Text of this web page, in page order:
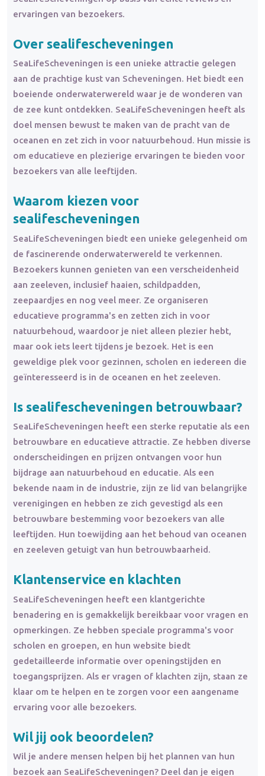
ervaringen van bezoekers.
Over sealifescheveningen
SeaLifeScheveningen is een unieke attractie gelegen
aan de prachtige kust van Scheveningen. Het biedt een
boeiende onderwaterwereld waar je de wonderen van
de zee kunt ontdekken. SeaLifeScheveningen heeft als
doel mensen bewust te maken van de pracht van de
oceanen en zet zich in voor natuurbehoud. Hun missie is
om educatieve en plezierige ervaringen te bieden voor
bezoekers van alle leeftijden.
Waarom kiezen voor
sealifescheveningen
SeaLifeScheveningen biedt een unieke gelegenheid om
de fascinerende onderwaterwereld te verkennen.
Bezoekers kunnen genieten van een verscheidenheid
aan zeeleven, inclusief haaien, schildpadden,
zeepaardjes en nog veel meer. Ze organiseren
educatieve programma's en zetten zich in voor
natuurbehoud, waardoor je niet alleen plezier hebt,
maar ook iets leert tijdens je bezoek. Het is een
geweldige plek voor gezinnen, scholen en iedereen die
geïnteresseerd is in de oceanen en het zeeleven.
Is sealifescheveningen betrouwbaar?
SeaLifeScheveningen heeft een sterke reputatie als een
betrouwbare en educatieve attractie. Ze hebben diverse
onderscheidingen en prijzen ontvangen voor hun
bijdrage aan natuurbehoud en educatie. Als een
bekende naam in de industrie, zijn ze lid van belangrijke
verenigingen en hebben ze zich gevestigd als een
betrouwbare bestemming voor bezoekers van alle
leeftijden. Hun toewijding aan het behoud van oceanen
en zeeleven getuigt van hun betrouwbaarheid.
Klantenservice en klachten
SeaLifeScheveningen heeft een klantgerichte
benadering en is gemakkelijk bereikbaar voor vragen en
opmerkingen. Ze hebben speciale programma's voor
scholen en groepen, en hun website biedt
gedetailleerde informatie over openingstijden en
toegangsprijzen. Als er vragen of klachten zijn, staan ze
klaar om te helpen en te zorgen voor een aangename
ervaring voor alle bezoekers.
Wil jij ook beoordelen?
Wil je andere mensen helpen bij het plannen van hun
bezoek aan SeaLifeScheveningen? Deel dan je eigen